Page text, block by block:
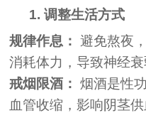
1. 调整生活方式
规律作息： 避免熬夜
消耗体力，导致神经
戒烟限酒： 烟酒是性
血管收缩，影响阴茎